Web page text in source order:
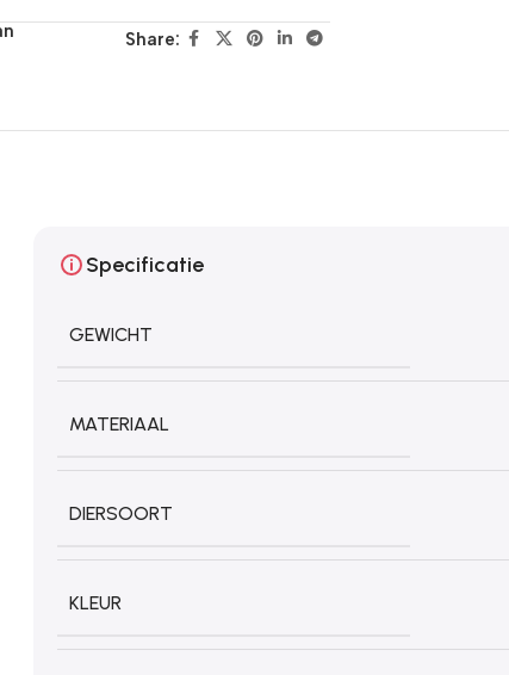
Share:
Specificatie
GEWICHT
MATERIAAL
DIERSOORT
KLEUR